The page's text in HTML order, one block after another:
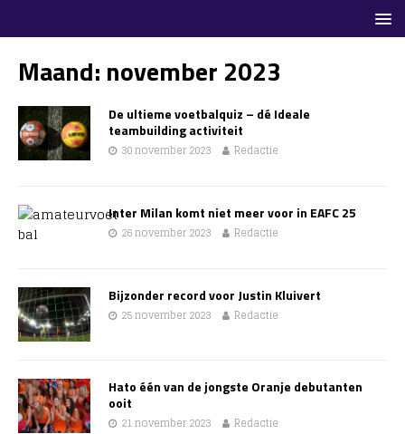
Maand: november 2023
De ultieme voetbalquiz – dé Ideale
teambuilding activiteit
30 november 2023 Redactie
Inter Milan komt niet meer voor in EAFC 25
26 november 2023 Redactie
Bijzonder record voor Justin Kluivert
25 november 2023 Redactie
Hato één van de jongste Oranje debutanten
ooit
21 november 2023 Redactie